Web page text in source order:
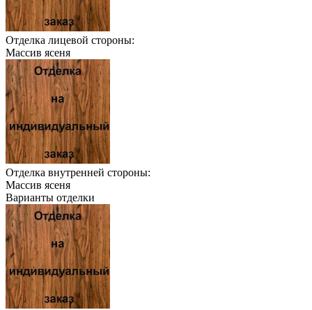
Отделка лицевой стороны:
Массив ясеня
Отделка внутренней стороны:
Массив ясеня
Варианты отделки